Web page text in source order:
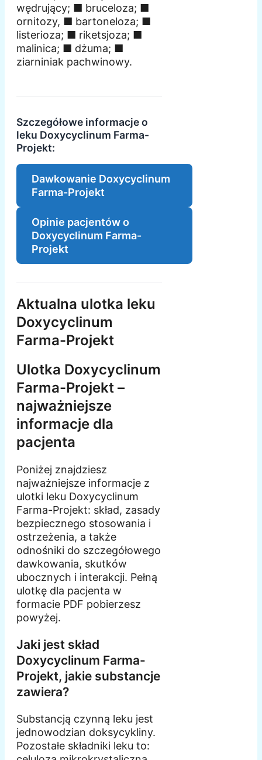
wędrujący; ■ bruceloza; ■
ornitozy, ■ bartoneloza; ■
listerioza; ■ riketsjoza; ■
malinica; ■ dżuma; ■
ziarniniak pachwinowy.
Szczegółowe informacje o
leku Doxycyclinum Farma-
Projekt:
Dawkowanie Doxycyclinum
Farma-Projekt
Opinie pacjentów o
Doxycyclinum Farma-
Projekt
Aktualna ulotka leku
Doxycyclinum
Farma-Projekt
Ulotka Doxycyclinum
Farma-Projekt –
najważniejsze
informacje dla
pacjenta
Poniżej znajdziesz
najważniejsze informacje z
ulotki leku Doxycyclinum
Farma-Projekt: skład, zasady
bezpiecznego stosowania i
ostrzeżenia, a także
odnośniki do szczegółowego
dawkowania, skutków
ubocznych i interakcji. Pełną
ulotkę dla pacjenta w
formacie PDF pobierzesz
powyżej.
Jaki jest skład
Doxycyclinum Farma-
Projekt, jakie substancje
zawiera?
Substancją czynną leku jest
jednowodzian doksycykliny.
Pozostałe składniki leku to: